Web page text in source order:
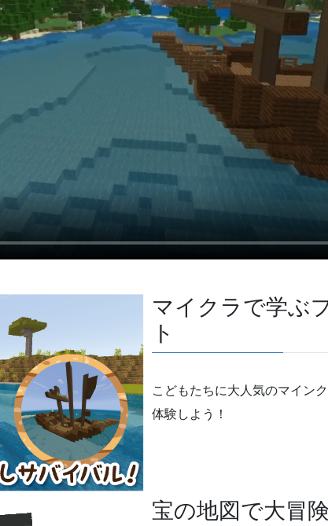
マイクラで学ぶ
ト
こどもたちに大人気のマイン
体験しよう！
宝の地図で大冒